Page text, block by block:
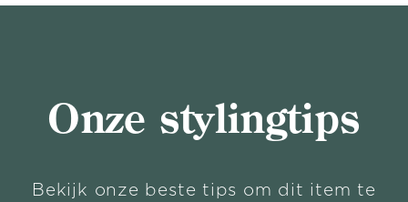
Onze stylingtips
Bekijk onze beste tips om dit item te